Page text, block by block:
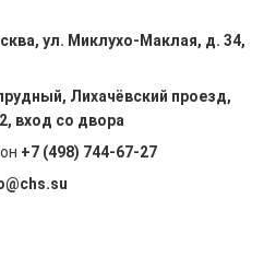
ул. Миклухо-Маклая, д. 34,
Лихачёвский проезд,
вход со двора
+7 (498) 744-67-27